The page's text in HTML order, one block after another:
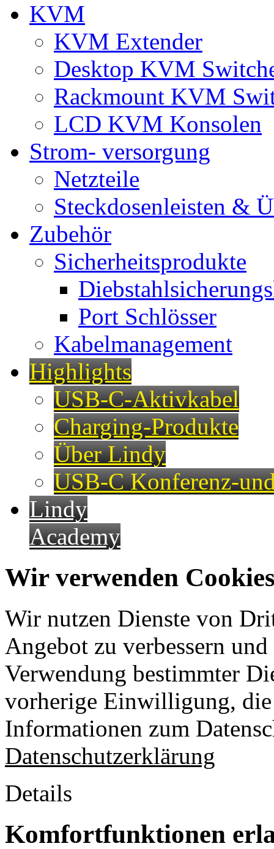
KVM
KVM Extender
Desktop KVM
Rackmount KVM
LCD KVM Konsolen
Strom- versorgung
Netzteile
Steckdosenleisten &
Zubehör
Sicherheitsprodukte
Port Schlösser
Kabelmanagement
Highlights
USB-C-Aktivkabel
Charging-Produkte
Über Lindy
USB-C Konferenz-
Lindy
Academy
Wir verwenden
Wir nutzen Dienste von
Angebot zu verbessern
Verwendung bestimmter
vorherige Einwilligung,
Informationen zum
Datenschutzerklärung
Details
Komfortfunktionen